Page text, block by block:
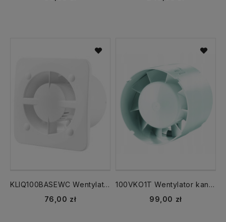
KLIQ100BASEWC Wentylator cichy 100 KLIQ BASE WC Timer
76,00 zł
100VKO1T Wentylator kanałowy 100 VKO1T /WC/ TIMER
99,00 zł